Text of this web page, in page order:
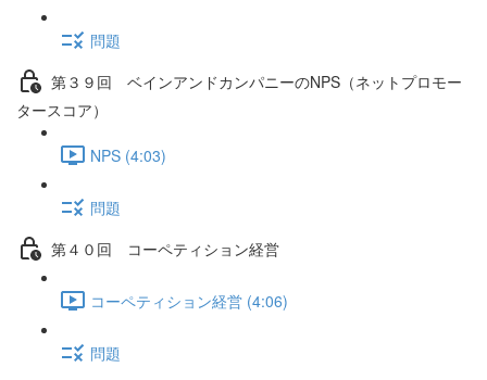
問題
第３９回 ベインアンドカンパニーのNPS（ネットプロモー
タースコア）
NPS (4:03)
問題
第４０回 コーペティション経営
コーペティション経営 (4:06)
問題